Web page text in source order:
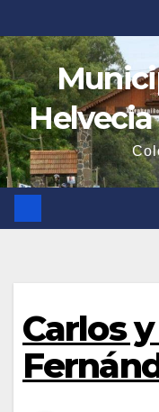
al
contenido
Helvecia
Carlos